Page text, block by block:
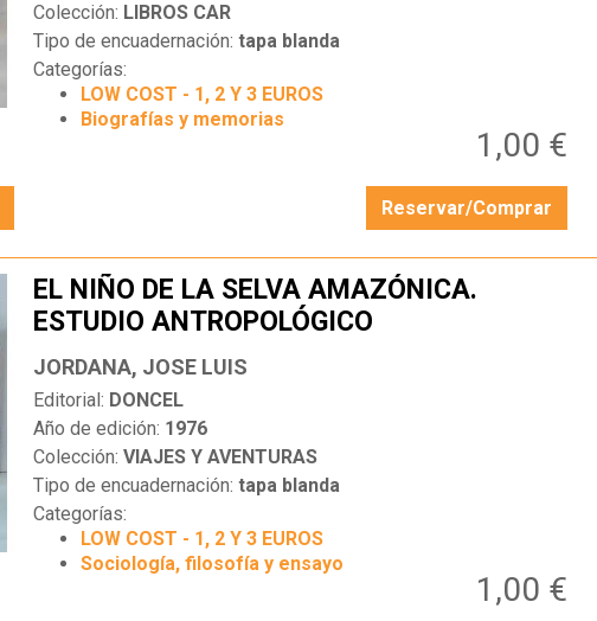
Colección: LIBROS CAR
Tipo de encuadernación: tapa blanda
Categorías:
LOW COST - 1, 2 Y 3 EUROS
Biografías y memorias
1,00 €
Reservar/Comprar
EL NIÑO DE LA SELVA AMAZÓNICA.
ESTUDIO ANTROPOLÓGICO
JORDANA, JOSE LUIS
Editorial: DONCEL
Año de edición: 1976
Colección: VIAJES Y AVENTURAS
Tipo de encuadernación: tapa blanda
Categorías:
LOW COST - 1, 2 Y 3 EUROS
Sociología, filosofía y ensayo
1,00 €